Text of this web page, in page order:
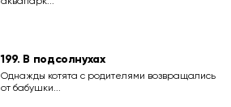
199. В подсолнухах
Однажды котята с родителями возвращались
от бабушки...